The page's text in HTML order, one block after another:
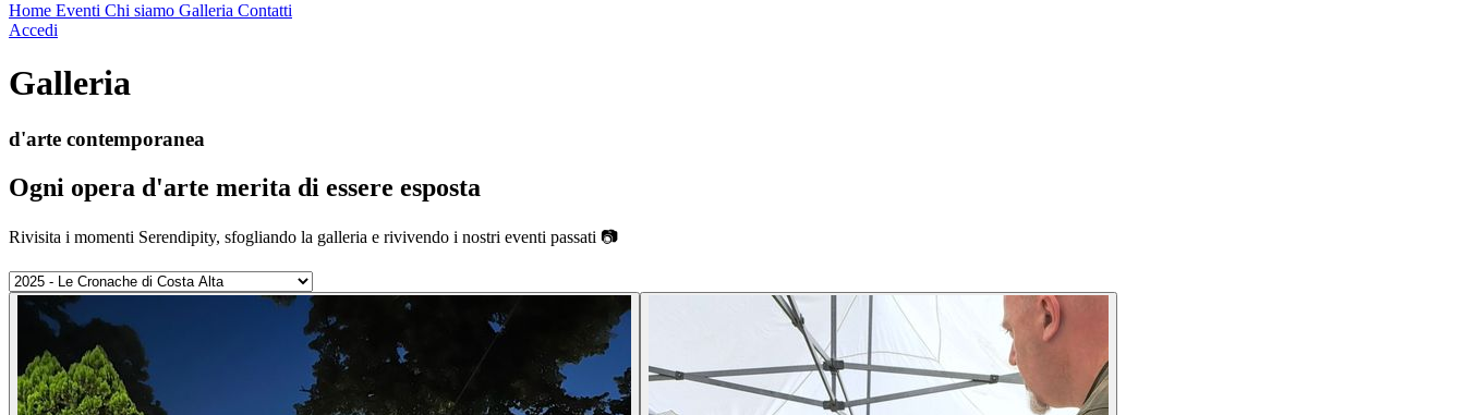
Home Eventi Chi siamo Galleria Contatti
Accedi
Galleria
d'arte contemporanea
Ogni opera d'arte merita di essere esposta
Rivisita i momenti Serendipity, sfogliando la galleria e rivivendo i nostri eventi passati 📷